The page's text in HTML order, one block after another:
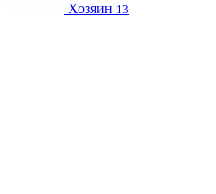
Хозяин 13